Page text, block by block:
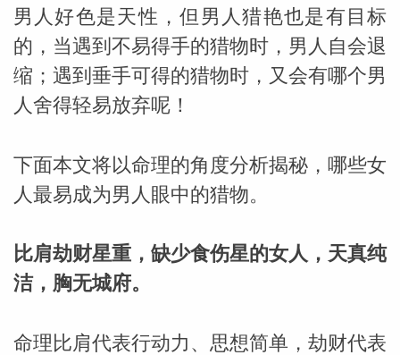
男人好色是天性，但男人猎艳也是有目标
的，当遇到不易得手的猎物时，男人自会退
缩；遇到垂手可得的猎物时，又会有哪个男
人舍得轻易放弃呢！
下面本文将以命理的角度分析揭秘，哪些女
人最易成为男人眼中的猎物。
比肩劫财星重，缺少食伤星的女人，天真纯
洁，胸无城府。
命理比肩代表行动力、思想简单，劫财代表